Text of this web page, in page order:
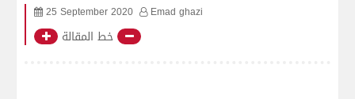
25 September 2020 Emad ghazi
خط المقالة